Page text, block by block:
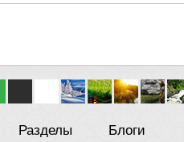
Разделы Блоги